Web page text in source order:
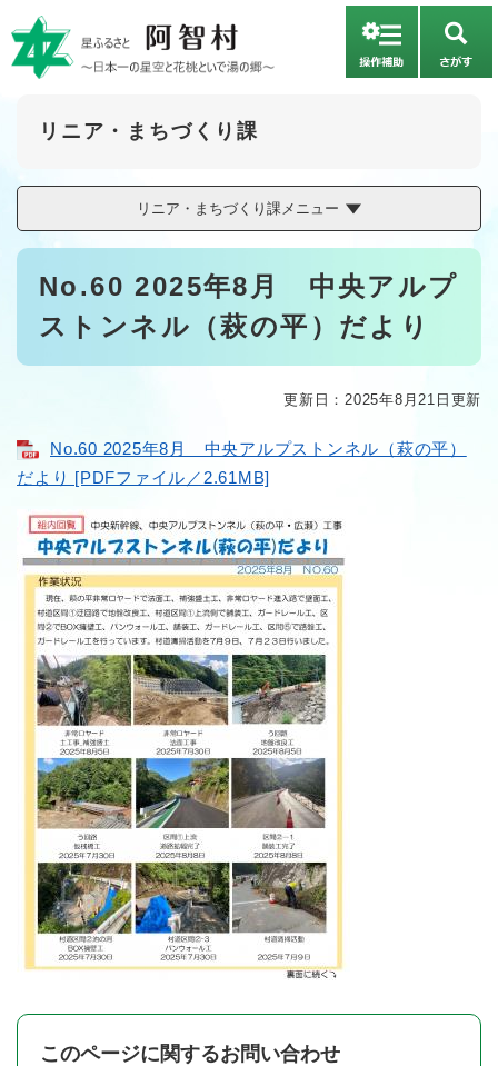
ー
ジ
が
リニア・まちづくり課
リニア・まちづくり課メニュー
本
No.60 2025年8月 中央アルプ
ストンネル（萩の平）だより
更新日：2025年8月21日更新
No.60 2025年8月 中央アルプストンネル（萩の平）
だより [PDFファイル／2.61MB]
このページに関するお問い合わせ